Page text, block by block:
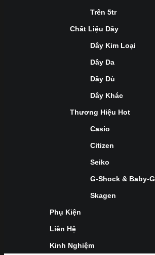
Trên 5tr
Chất Liệu Dây
Dây Kim Loại
Dây Da
Dây Dù
Dây Khác
Thương Hiệu Hot
Casio
Citizen
Seiko
G-Shock & Baby-G
Skagen
Phụ Kiện
Liên Hệ
Kinh Nghiệm